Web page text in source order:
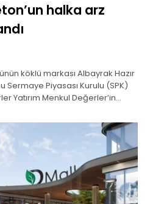
arz
köklü markası Albayrak Hazır
Sermaye Piyasası Kurulu (SPK)
Yatırım Menkul Değerler’in